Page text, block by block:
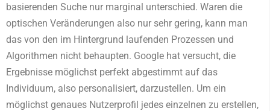
basierenden Suche nur marginal unterschied. Waren die
optischen Veränderungen also nur sehr gering, kann man
das von den im Hintergrund laufenden Prozessen und
Algorithmen nicht behaupten. Google hat versucht, die
Ergebnisse möglichst perfekt abgestimmt auf das
Individuum, also personalisiert, darzustellen. Um ein
möglichst genaues Nutzerprofil jedes einzelnen zu erstellen,